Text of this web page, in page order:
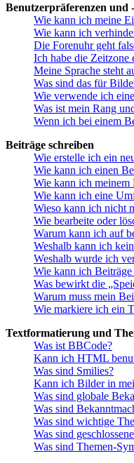
Benutzerpräferenzen und
Wie kann ich meine
Wie kann ich
Die Forenuhr geht
Ich habe die Zeitzone
Meine Sprache steht
Was sind das für
Wie verwende ich
Was ist mein Rang
Wenn ich bei einem
Beiträge schreiben
Wie erstelle ich ein
Wie kann ich einen
Wie kann ich meinem
Wie kann ich eine
Wieso kann ich nicht
Wie bearbeite oder
Warum kann ich auf
Weshalb kann ich
Weshalb wurde ich
Wie kann ich
Was bewirkt die
Warum muss mein
Wie markiere ich ein
Textformatierung und
Was ist BBCode?
Kann ich HTML
Was sind Smilies?
Kann ich Bilder in
Was sind globale
Was sind
Was sind wichtige
Was sind
Was sind Themen-